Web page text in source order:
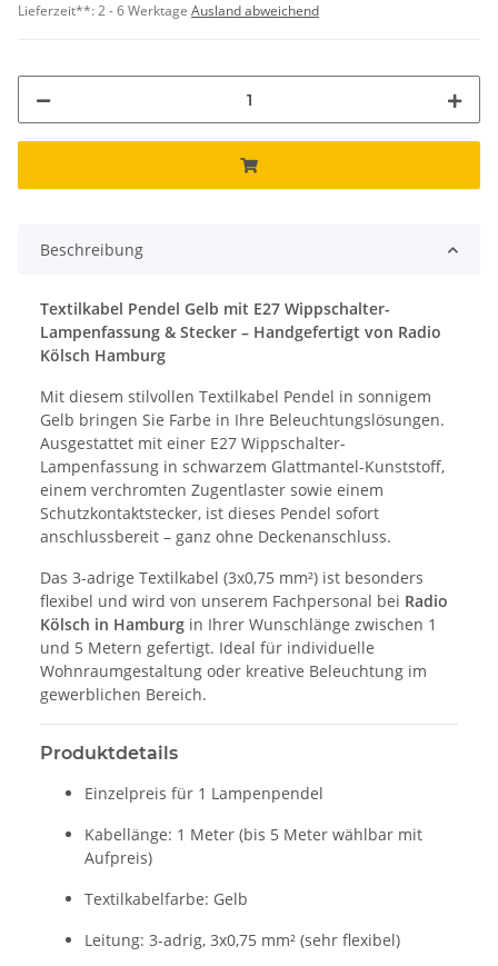
Lieferzeit**:2 - 6 Werktage Ausland abweichend
Beschreibung
Textilkabel Pendel Gelb mit E27 Wippschalter-
Lampenfassung & Stecker – Handgefertigt von Radio
Kölsch Hamburg
Mit diesem stilvollen Textilkabel Pendel in sonnigem
Gelb bringen Sie Farbe in Ihre Beleuchtungslösungen.
Ausgestattet mit einer E27 Wippschalter-
Lampenfassung in schwarzem Glattmantel-Kunststoff,
einem verchromten Zugentlaster sowie einem
Schutzkontaktstecker, ist dieses Pendel sofort
anschlussbereit – ganz ohne Deckenanschluss.
Das 3-adrige Textilkabel (3x0,75 mm²) ist besonders
flexibel und wird von unserem Fachpersonal bei Radio
Kölsch in Hamburg in Ihrer Wunschlänge zwischen 1
und 5 Metern gefertigt. Ideal für individuelle
Wohnraumgestaltung oder kreative Beleuchtung im
gewerblichen Bereich.
Produktdetails
Einzelpreis für 1 Lampenpendel
Kabellänge: 1 Meter (bis 5 Meter wählbar mit
Aufpreis)
Textilkabelfarbe: Gelb
Leitung: 3-adrig, 3x0,75 mm² (sehr flexibel)